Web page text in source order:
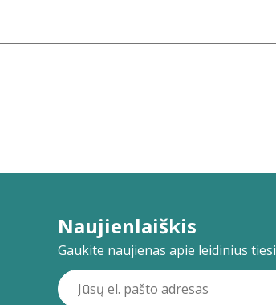
Naujienlaiškis
Gaukite naujienas apie leidinius